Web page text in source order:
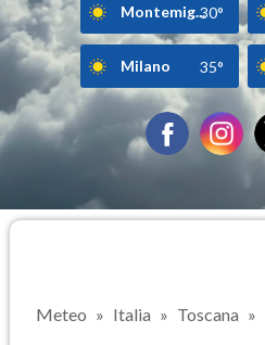
Montemig...30°
Milano 35°
Meteo Italia Toscana